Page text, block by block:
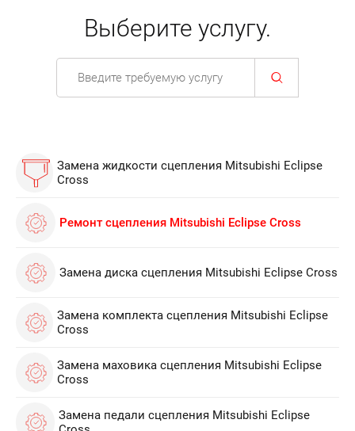
Выберите услугу.
Замена жидкости сцепления Mitsubishi Eclipse
Cross
Ремонт сцепления Mitsubishi Eclipse Cross
Замена диска сцепления Mitsubishi Eclipse Cross
Замена комплекта сцепления Mitsubishi Eclipse
Cross
Замена маховика сцепления Mitsubishi Eclipse
Cross
Замена педали сцепления Mitsubishi Eclipse